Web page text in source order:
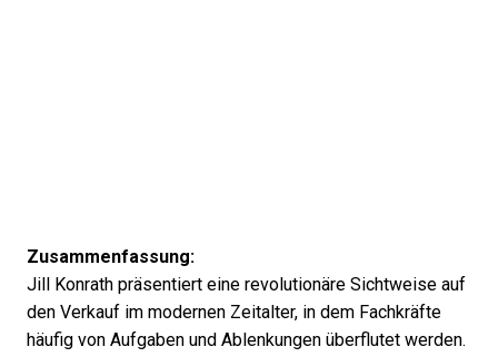
Zusammenfassung:
Jill Konrath präsentiert eine revolutionäre Sichtweise auf
den Verkauf im modernen Zeitalter, in dem Fachkräfte
häufig von Aufgaben und Ablenkungen überflutet werden.